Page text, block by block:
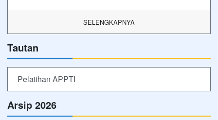
SELENGKAPNYA
Tautan
Pelatihan APPTI
Arsip 2026